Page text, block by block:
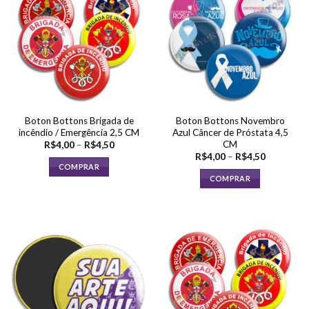
As
opções
podem
ser
escolhidas
na
página
produto
Boton Bottons Brigada de
incêndio / Emergência 2,5 CM
R$4,00 – R$4,50Faixa
COMPRAR
variantes.
As
opções
podem
ser
Boton Bottons Novembro
Azul Câncer de Próstata 4,5
CM
R$4,00 – R$4,50Faixa
COMPRAR
várias
variantes.
As
opções
podem